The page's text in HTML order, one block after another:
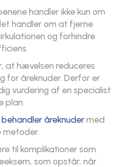
handler ikke kun om
handler om at fjerne
og forhindre
at hævelsen reduceres
for åreknuder. Derfor er
vurdering af en specialist
plan.
behandler åreknudermed
metoder.
til komplikationer som
som opstår, når